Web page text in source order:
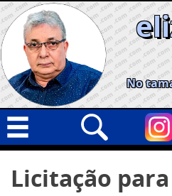
Skip
to
content
No
Geral
por:
Licitação